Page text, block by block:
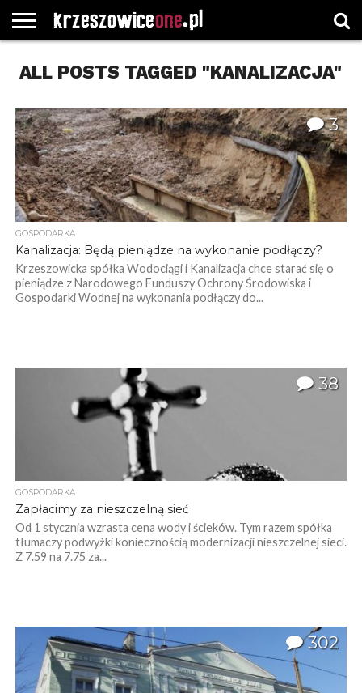
GŁÓWNA
WYBORY
SAMORZĄDOWE
WYBIERZ
KATEGORIE
ROZKŁADY
JAZDY
GREGORCZYK
WATCH
KONTAKT
ALL POSTS TAGGED "KANALIZACJA"
3
GOSPODARKA
Kanalizacja: Będą pieniądze na wykonanie podłączy?
Krzeszowicka spółka Wodociągi i Kanalizacja chce starać się o
pieniądze z Narodowego Funduszy Ochrony Środowiska i
Gospodarki Wodnej na wykonania podłączy do...
38
GOSPODARKA
Zapłacimy za nieszczelną sieć
Od 1 stycznia wzrasta cena wody i ścieków. Tym razem spółka
tłumaczy podwyżki koniecznością modernizacji nieszczelnej sieci.
Z 7.59 na 7.75 za...
302